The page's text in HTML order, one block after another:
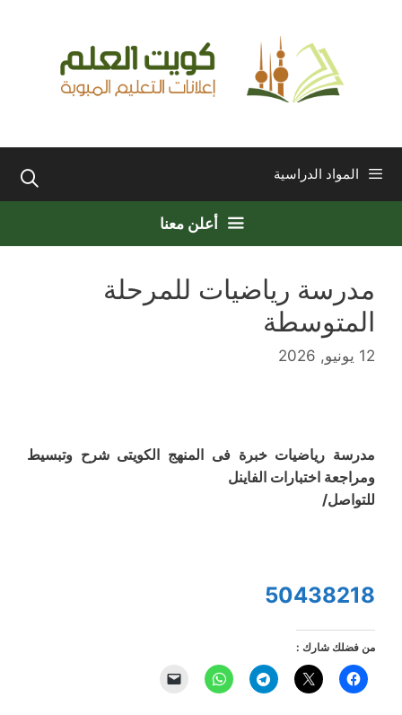
المواد الدراسية
أعلن معنا
مدرسة رياضيات للمرحلة
المتوسطة
12 يونيو, 2026
مدرسة رياضيات خبرة فى المنهج الكويتى شرح وتبسيط
ومراجعة اختبارات الفاينل
للتواصل/
50438218
من فضلك شارك :